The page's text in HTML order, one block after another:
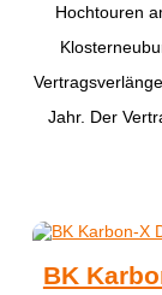
Hochtouren
Jahr. Der
BK